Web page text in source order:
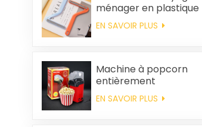
ménager en plastique
pour vêtements,
élimination des poils
EN SAVOIR PLUS
Machine à popcorn
entièrement
automatique pour la
maison, machine à
EN SAVOIR PLUS